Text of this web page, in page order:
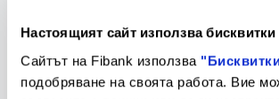
Настоящият сайт използва бисквитки
Сайтът на Fibank използва
подобряване на своята работа. Вие
Тарифа и Общи условия